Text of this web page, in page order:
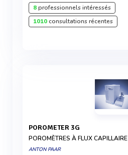
8professionnels intéressés
1010consultations récentes
POROMETER 3G
POROMÈTRES À FLUX CAPILLAIRE
ANTON PAAR